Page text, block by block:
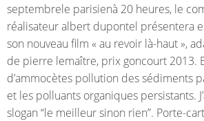
septembrele parisienà 20 heures, le
réalisateur albert dupontel présentera
son nouveau film « au revoir là-haut »,
de pierre lemaître, prix goncourt 2013.
d’ammocètes pollution des sédiments
et les polluants organiques persistants.
slogan “le meilleur sinon rien”. Porte-